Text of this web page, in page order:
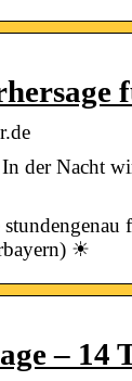
der Nacht
☀
– 14